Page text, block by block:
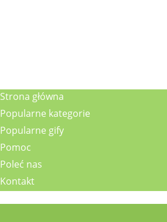
Strona główna
Popularne kategorie
Popularne gify
Pomoc
Poleć nas
Kontakt